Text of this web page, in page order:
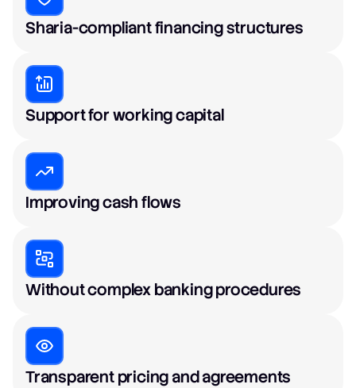
Sharia-compliant financing structures
Support for working capital
Improving cash flows
Without complex banking procedures
Transparent pricing and agreements